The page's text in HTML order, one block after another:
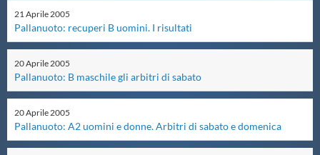
Scuole Nuoto
Propaganda
Centri Federali
21Aprile2005
Pallanuoto: recuperi B uomini. I risultati
20Aprile2005
Pallanuoto: B maschile gli arbitri di sabato
20Aprile2005
Pallanuoto: A2 uomini e donne. Arbitri di sabato e domenica